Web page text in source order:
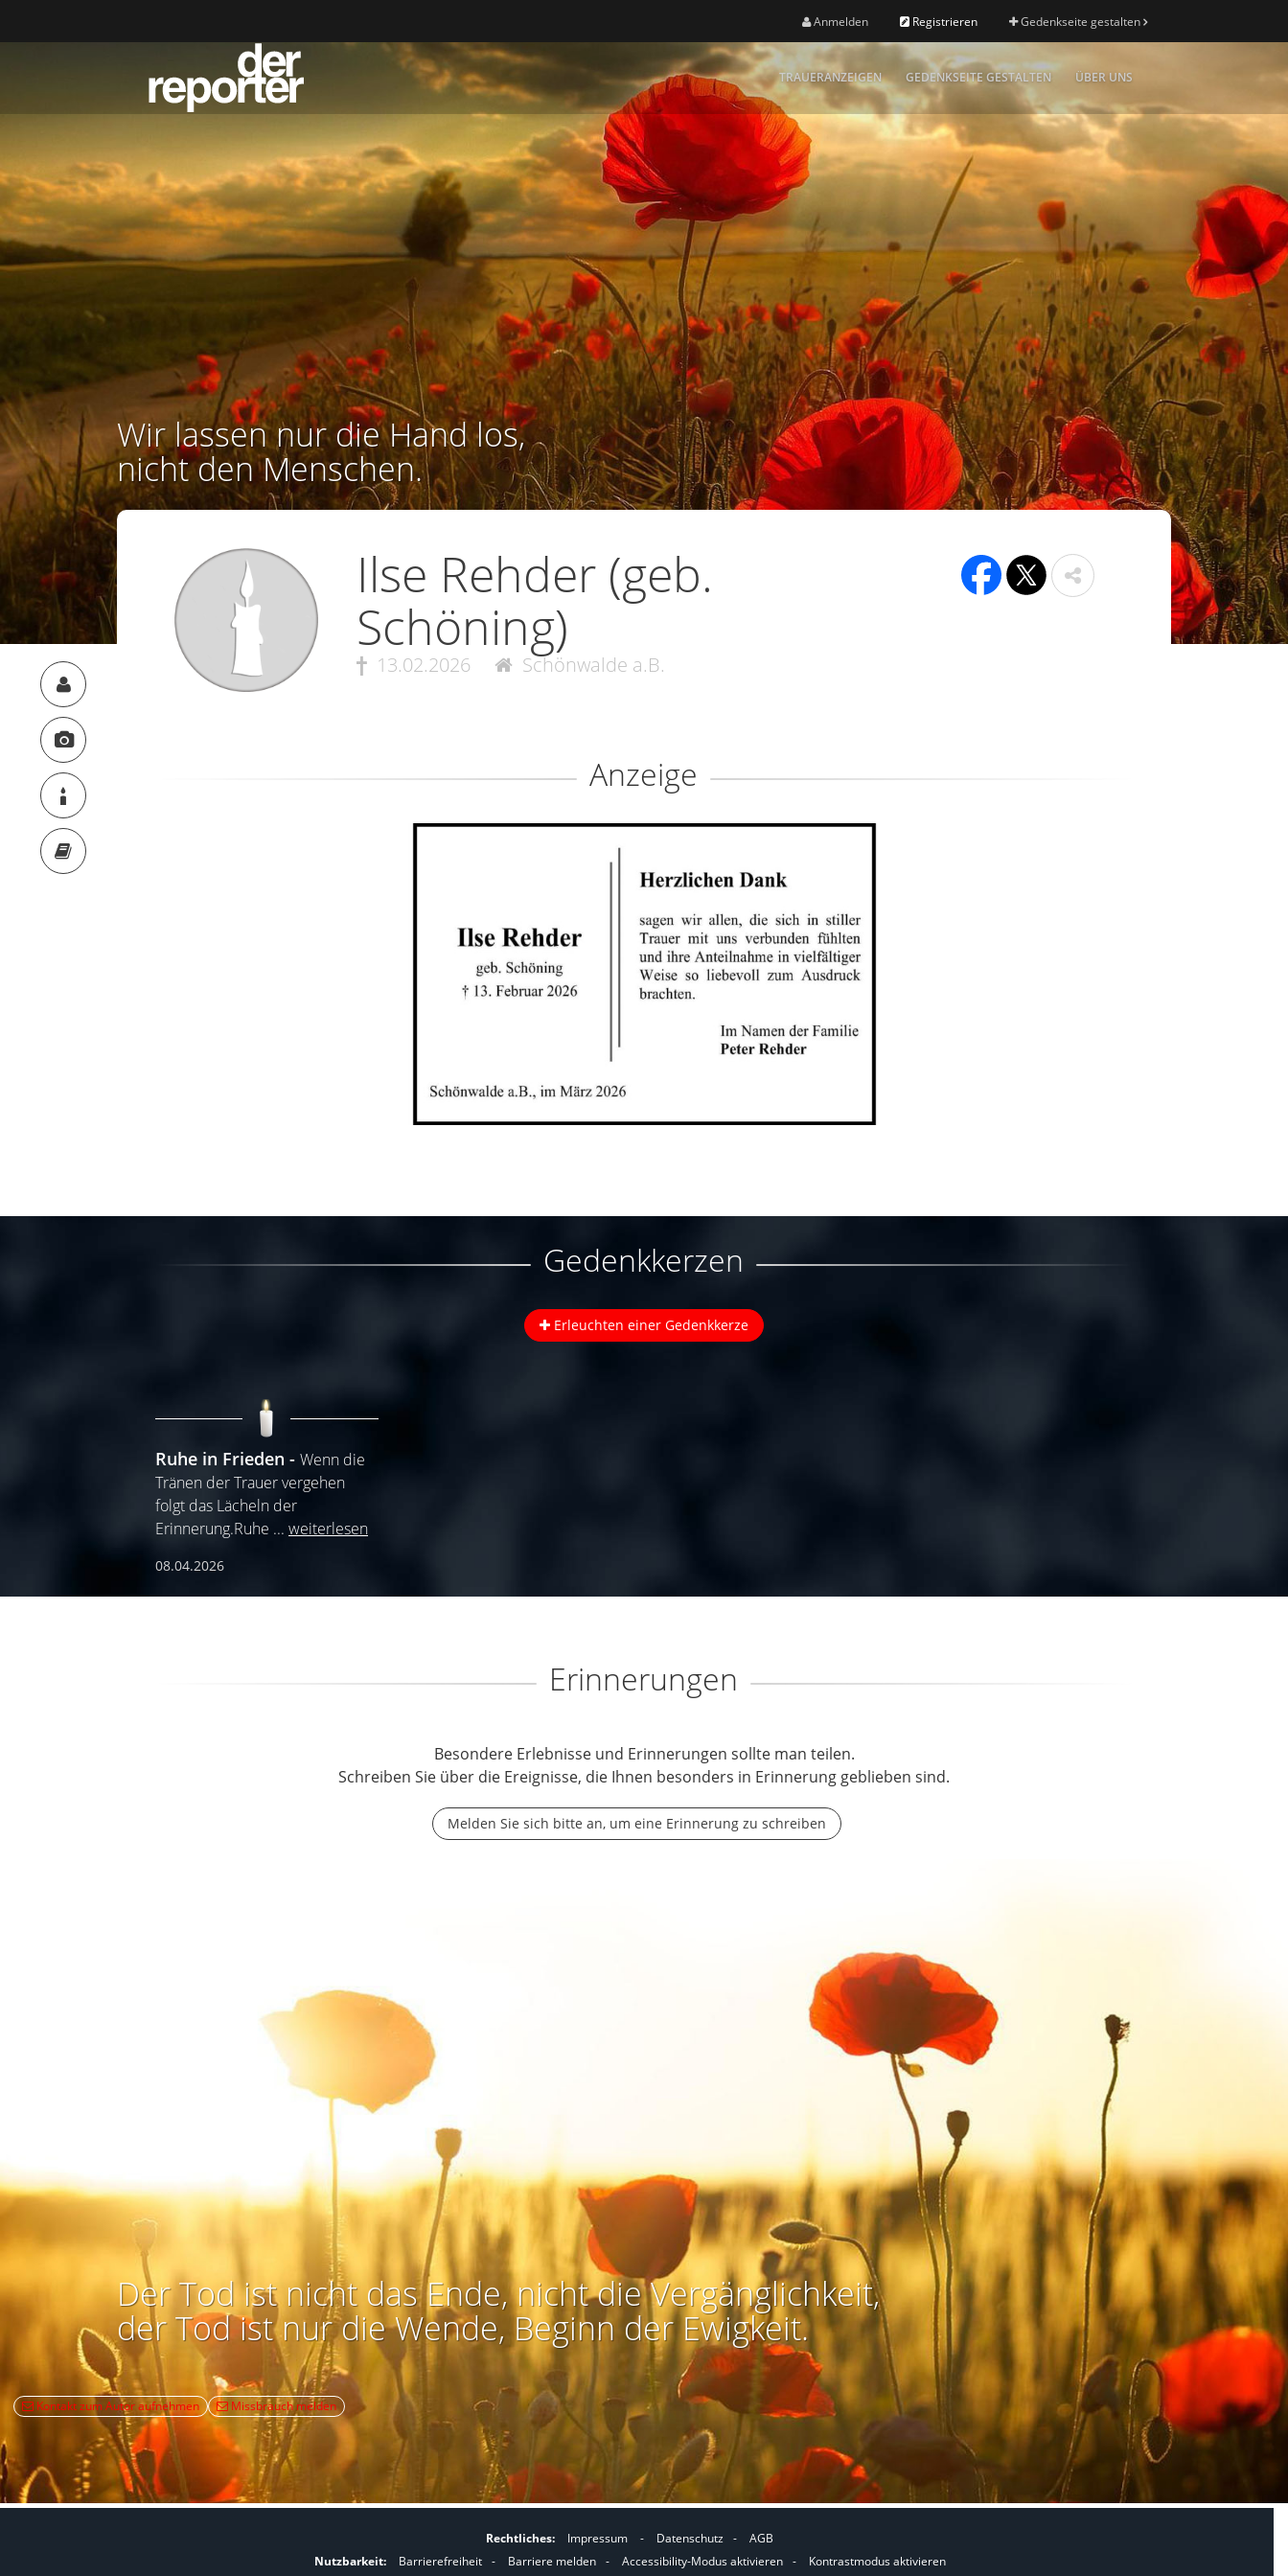
Anmelden Registrieren Gedenkseite gestalten
TRAUERANZEIGEN GEDENKSEITE GESTALTEN ÜBER UNS
Wir lassen nur die Hand los,
nicht den Menschen.
Ilse Rehder (geb.
Schöning)
13.02.2026 Schönwalde a.B.
Anzeige
Gedenkkerzen
Erleuchten einer Gedenkkerze
Ruhe in Frieden
Wenn die
Tränen der Trauer vergehen
folgt das Lächeln der
Erinnerung.Ruhe ... weiterlesen
08.04.2026
Erinnerungen
Besondere Erlebnisse und Erinnerungen sollte man teilen.
Schreiben Sie über die Ereignisse, die Ihnen besonders in Erinnerung geblieben sind.
Melden Sie sich bitte an, um eine Erinnerung zu schreiben
Der Tod ist nicht das Ende, nicht die Vergänglichkeit,
der Tod ist nur die Wende, Beginn der Ewigkeit.
Kontakt zum Autor aufnehmen Missbrauch melden
Rechtliches: Impressum - Datenschutz -
AGB
Nutzbarkeit:
Barrierefreiheit - Barriere melden -
IAccessibility-Modus aktivieren -
IKontrastmodus aktivieren